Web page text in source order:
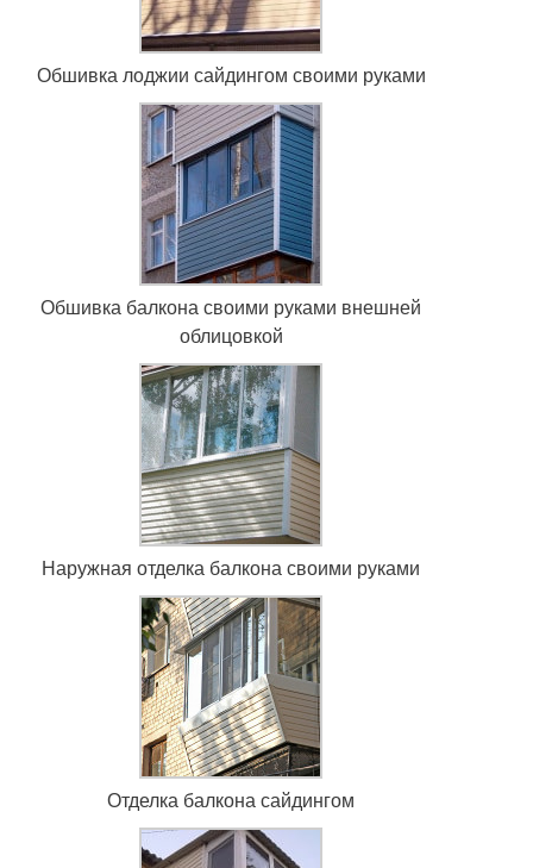
Обшивка лоджии сайдингом своими руками
Обшивка балкона своими руками внешней
облицовкой
Наружная отделка балкона своими руками
Отделка балкона сайдингом